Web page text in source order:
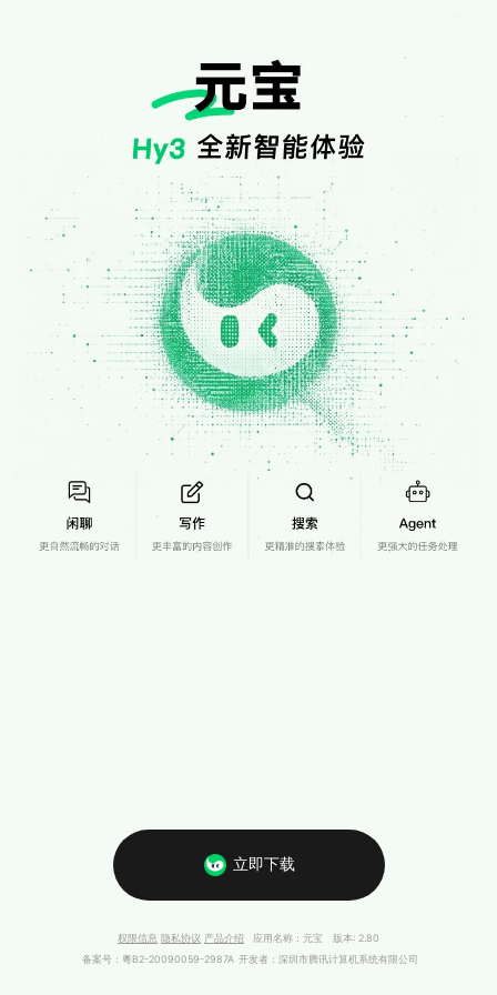
立即下载
权限信息 隐私协议 产品介绍 应用名称：元宝 版本: 2.80
备案号：粵B2-20090059-2987A 开发者：深圳市腾讯计算机系统有限公司